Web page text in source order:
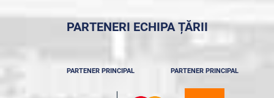
PARTENERI ECHIPA ȚĂRII
PARTENER PRINCIPAL PARTENER PRINCIPAL